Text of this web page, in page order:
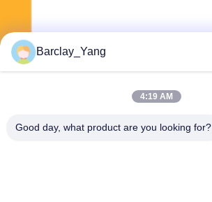
Barclay_Yang
4:19 AM
Good day, what product are you looking for?